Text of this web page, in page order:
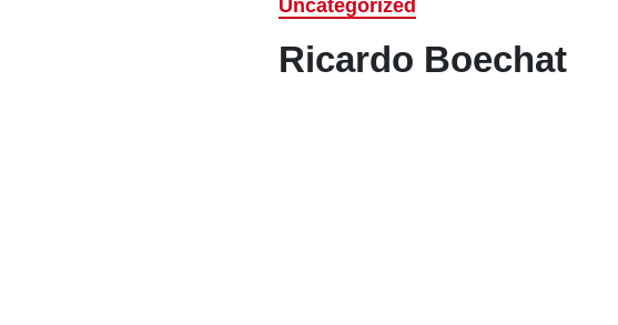
Uncategorized
Ricardo Boechat